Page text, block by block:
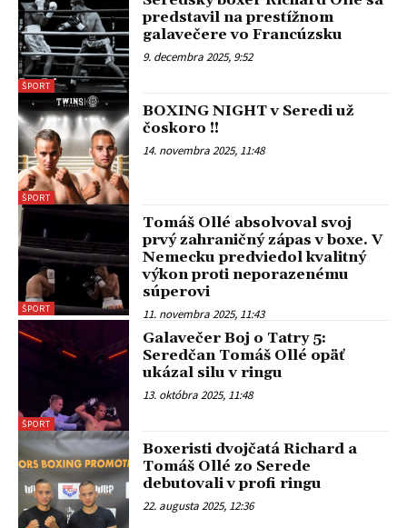
ŠPORT
predstavil na prestížnom
galavečere vo Francúzsku
9. decembra 2025, 9:52
ŠPORT
BOXING NIGHT v Seredi už
čoskoro !!
14. novembra 2025, 11:48
ŠPORT
Tomáš Ollé absolvoval svoj
prvý zahraničný zápas v boxe. V
Nemecku predviedol kvalitný
výkon proti neporazenému
súperovi
11. novembra 2025, 11:43
ŠPORT
Galavečer Boj o Tatry 5:
Seredčan Tomáš Ollé opäť
ukázal silu v ringu
13. októbra 2025, 11:48
Boxeristi dvojčatá Richard a
Tomáš Ollé zo Serede
debutovali v profi ringu
22. augusta 2025, 12:36